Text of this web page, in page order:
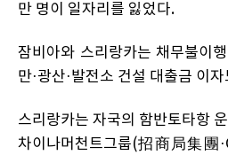
만 명이 일자리를 잃었다.
잠비아와 스리랑카는 채무불이
만·광산·발전소 건설 대출금 이
스리랑카는 자국의 함반토타항
차이나머천트그룹(招商局集團